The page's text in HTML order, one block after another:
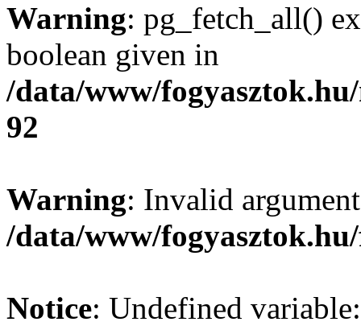
Warning: pg_fetch_all()
boolean given in
/data/www/
92
Warning: Invalid
/data/www/
Notice: Undefined